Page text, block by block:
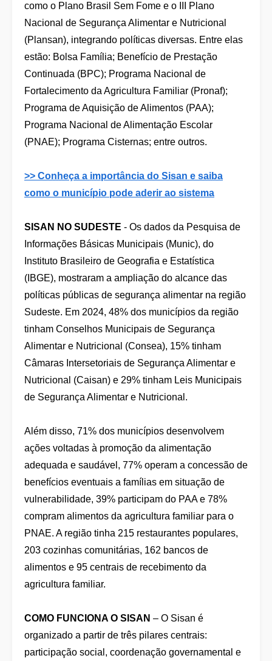
como o Plano Brasil Sem Fome e o III Plano
Nacional de Segurança Alimentar e Nutricional
(Plansan), integrando políticas diversas. Entre elas
estão: Bolsa Família; Benefício de Prestação
Continuada (BPC); Programa Nacional de
Fortalecimento da Agricultura Familiar (Pronaf);
Programa de Aquisição de Alimentos (PAA);
Programa Nacional de Alimentação Escolar
(PNAE); Programa Cisternas; entre outros.
>> Conheça a importância do Sisan e saiba
como o município pode aderir ao sistema
SISAN NO SUDESTE - Os dados da Pesquisa de
Informações Básicas Municipais (Munic), do
Instituto Brasileiro de Geografia e Estatística
(IBGE), mostraram a ampliação do alcance das
políticas públicas de segurança alimentar na região
Sudeste. Em 2024, 48% dos municípios da região
tinham Conselhos Municipais de Segurança
Alimentar e Nutricional (Consea), 15% tinham
Câmaras Intersetoriais de Segurança Alimentar e
Nutricional (Caisan) e 29% tinham Leis Municipais
de Segurança Alimentar e Nutricional.
Além disso, 71% dos municípios desenvolvem
ações voltadas à promoção da alimentação
adequada e saudável, 77% operam a concessão de
benefícios eventuais a famílias em situação de
vulnerabilidade, 39% participam do PAA e 78%
compram alimentos da agricultura familiar para o
PNAE. A região tinha 215 restaurantes populares,
203 cozinhas comunitárias, 162 bancos de
alimentos e 95 centrais de recebimento da
agricultura familiar.
COMO FUNCIONA O SISAN – O Sisan é
organizado a partir de três pilares centrais:
participação social, coordenação governamental e